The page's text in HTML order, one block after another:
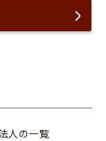
人の一覧